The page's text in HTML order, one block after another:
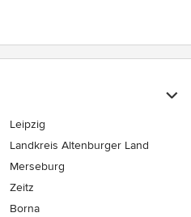
Leipzig
Landkreis Altenburger Land
Merseburg
Zeitz
Borna